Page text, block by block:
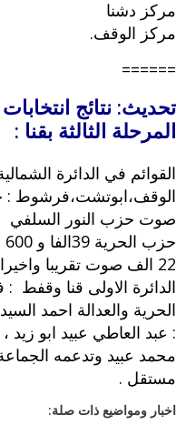
مركز دشنا
مركز الوقف.
======
المرحلة الثالثة بقنا :
القوائم في الدائرة
22 الف صوت تقريبا واخيرا الوفد .
الدائرة الاولى قنا
الحرية والعدالة احمد
: عبد العاطي عبيد ابو
محمد عبيد وتدعمه
مستقل .
اخبار ومواضيع ذات صلة: